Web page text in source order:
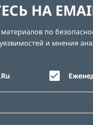
НА
по
и мнения